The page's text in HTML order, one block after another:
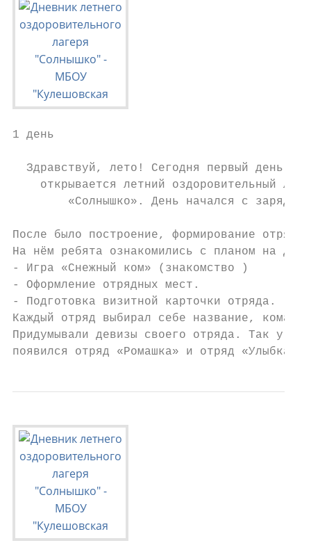
1 день
Здравствуй, лето! Сегодня первый день
открывается летний оздоровительный
        «Солнышко». День начался с зарядки.
После было построение, формирование
На нём ребята ознакомились с планом на
- Игра «Снежный ком» (знакомство )
- Оформление отрядных мест.
- Подготовка визитной карточки отряда.
Каждый отряд выбирал себе название,
Придумывали девизы своего отряда. Так у нас
появился отряд «Ромашка» и отряд «Улыбка».